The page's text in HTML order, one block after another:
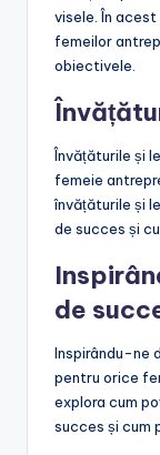
visele. În
femeilor
obiectivele.
Învățăturile și
femeie
învățăturile și
de succes și
de
Inspirându-ne
pentru orice
explora cum
succes și cum